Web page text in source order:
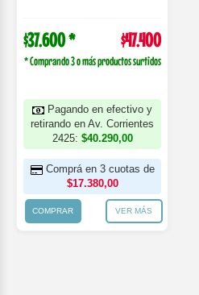
$37.600 * $47.400
* Comprando 3 o más productos surtidos
Pagando en efectivo y
retirando en Av. Corrientes
2425: $40.290,00
Comprá en 3 cuotas de
$17.380,00
COMPRAR VER MÁS